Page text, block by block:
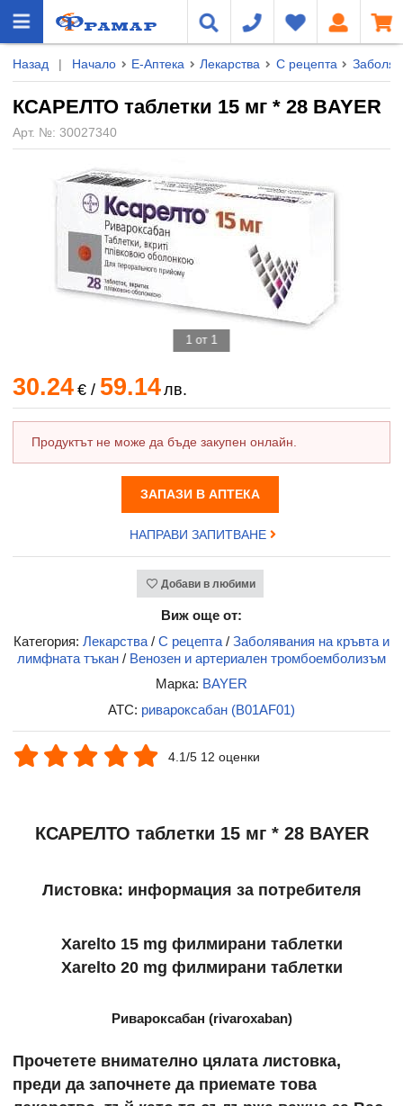
Назад | Начало Е-Аптека Лекарства С рецепта
КСАРЕЛТО таблетки 15 мг * 28 BAYER
Арт. №: 30027340
1 от 1
30.24 €/ 59.14лв.
Продуктът не може да бъде закупен онлайн.
ЗАПАЗИ В АПТЕКА
НАПРАВИ ЗАПИТВАНЕ
Добави в любими
Виж още от:
Категория: Лекарства / С рецепта / Заболявания на кръвта и
лимфната тъкан / Венозен и артериален тромбоемболизъм
Марка: BAYER
ATC: ривароксабан (B01AF01)
4.1/5 12 оценки
КСАРЕЛТО таблетки 15 мг * 28 BAYER
Листовка: информация за потребителя
Xarelto 15 mg филмирани таблетки
Xarelto 20 mg филмирани таблетки
Ривароксабан (rivaroxaban)
Прочетете внимателно цялата листовка,
преди да започнете да приемате това